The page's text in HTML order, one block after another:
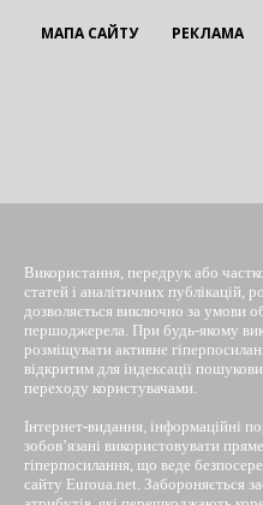
МАПА САЙТУ РЕКЛАМА
Використання, передрук або
статей і аналітичних публікацій,
дозволяється виключно за умови
першоджерела. При будь-якому
розміщувати активне
відкритим для індексації
переходу користувачами.
Інтернет-видання, інформаційні
зобов’язані використовувати
гіперпосилання, що веде
сайту Euroua.net. Забороняється